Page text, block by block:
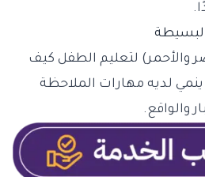
والأحمر) لتعليم الطفل كيف
لديه مهارات الملاحظة
والواقع.